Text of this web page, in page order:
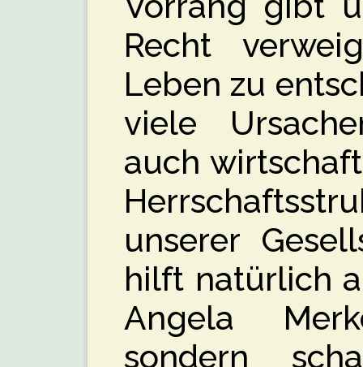
Recht
Leben zu
viele
auch
unserer
hilft natürlich
Angela
sondern